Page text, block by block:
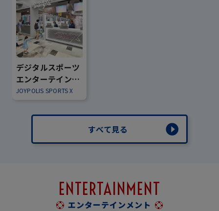
デジタルスポーツ
エンターテインメ
ント「ジョイポリ
ンドオープン！
JOYPOLIS SPORTS X
すべて見る
ENTERTAINMENT
エンターテインメント